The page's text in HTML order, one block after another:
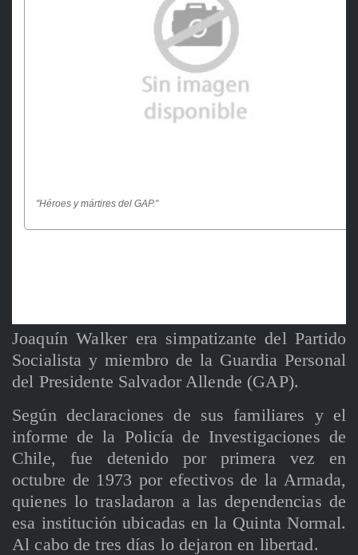
"Héroes y mártires del GAP."
Joaquín Walker era simpatizante del Partido
Socialista y miembro de la Guardia Personal
del Presidente Salvador Allende (GAP).
Según declaraciones de sus familiares y el
informe de la Policía de Investigaciones de
Chile, fue detenido por primera vez en
octubre de 1973 por efectivos de la Armada,
quienes lo trasladaron a las dependencias de
esa institución ubicadas en la Quinta Normal.
Al cabo de tres días lo dejaron en libertad.